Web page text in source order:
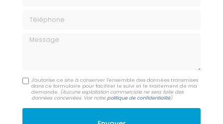
Message
J'autorise ce site à conserver l'ensemble des données transmises
dans ce formulaire pour faciliter le suivi et le traitement de ma
demande. (Aucune exploitation commerciale ne sera faite des
données concervées. Voir notrepolitique de confidentialité)